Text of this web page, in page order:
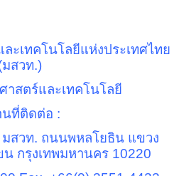
ะเทคโนโลยีแห่งประเทศไทย
มสวท.)
าสตร์และเทคโนโลยี
นที่ติดต่อ :
สวท. ถนนพหลโยธิน แขวง
น กรุงเทพมหานคร 10220